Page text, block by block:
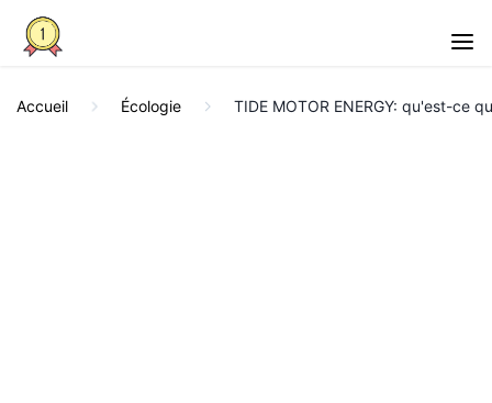
Accueil Écologie TIDE MOTOR ENERGY: qu'est-ce